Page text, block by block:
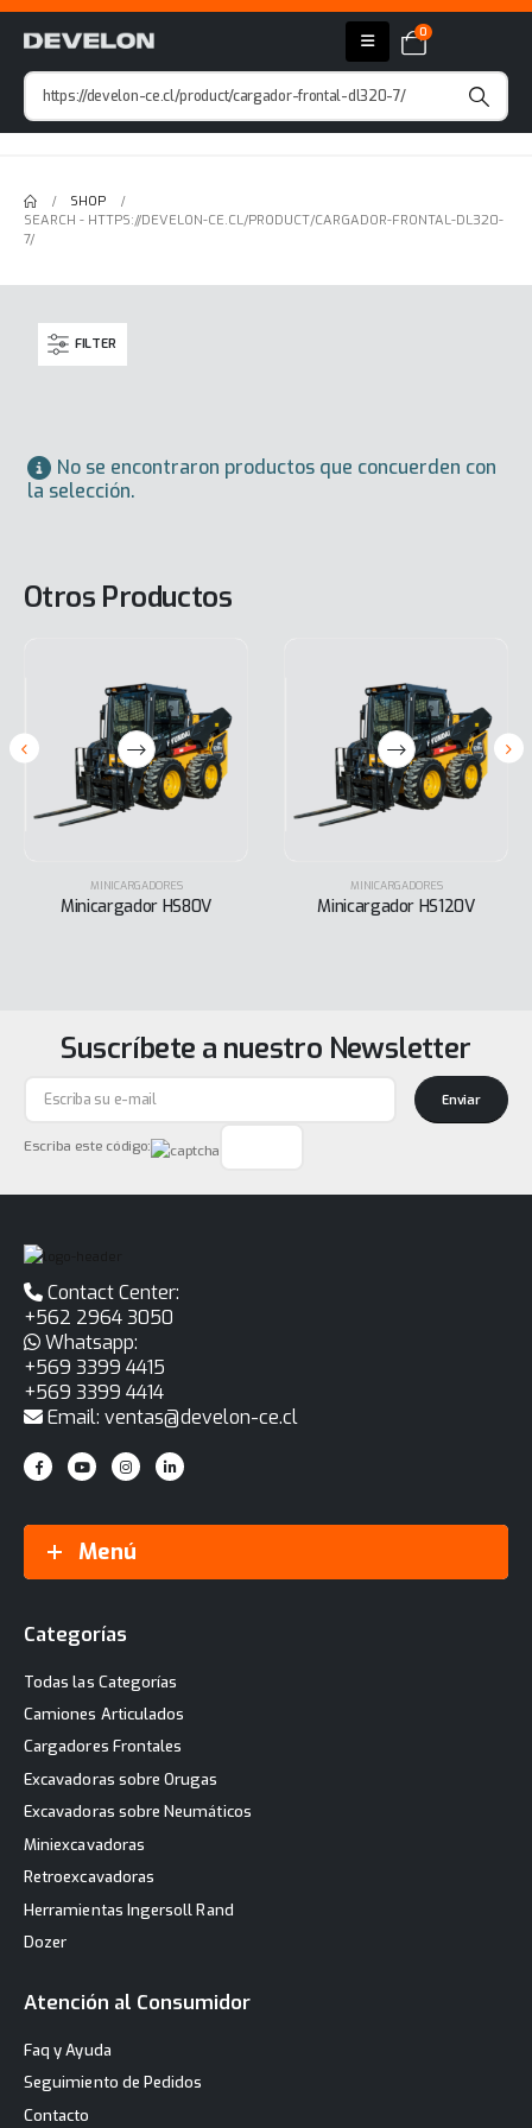
0
SHOP
SEARCH - HTTPS://DEVELON-CE.CL/PRODUCT/CARGADOR-FRONTAL-DL320-
7/
FILTER
No se encontraron productos que concuerden con
la selección.
Otros Productos
MINICARGADORES
Minicargador HS80V
MINICARGADORES
Minicargador HS120V
Suscríbete a nuestro Newsletter
Escriba este código:
Enviar
Contact Center:
+562 2964 3050
Whatsapp:
+569 3399 4415
+569 3399 4414
Email: ventas@develon-ce.cl
Menú
Categorías
Todas las Categorías
Camiones Articulados
Cargadores Frontales
Excavadoras sobre Orugas
Excavadoras sobre Neumáticos
Miniexcavadoras
Retroexcavadoras
Herramientas Ingersoll Rand
Dozer
Atención al Consumidor
Faq y Ayuda
Seguimiento de Pedidos
Contacto